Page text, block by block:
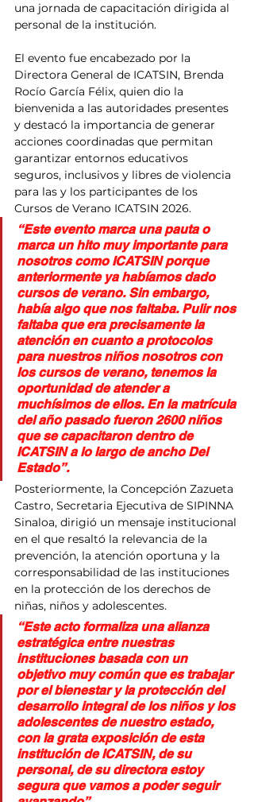
una jornada de capacitación dirigida al
personal de la institución.
El evento fue encabezado por la
Directora General de ICATSIN, Brenda
Rocío García Félix, quien dio la
bienvenida a las autoridades presentes
y destacó la importancia de generar
acciones coordinadas que permitan
garantizar entornos educativos
seguros, inclusivos y libres de violencia
para las y los participantes de los
Cursos de Verano ICATSIN 2026.
“Este evento marca una pauta o
marca un hito muy importante para
nosotros como ICATSIN porque
anteriormente ya habíamos dado
cursos de verano. Sin embargo,
había algo que nos faltaba. Pulir nos
faltaba que era precisamente la
atención en cuanto a protocolos
para nuestros niños nosotros con
los cursos de verano, tenemos la
oportunidad de atender a
muchísimos de ellos. En la matrícula
del año pasado fueron 2600 niños
que se capacitaron dentro de
ICATSIN a lo largo de ancho Del
Estado”.
Posteriormente, la Concepción Zazueta
Castro, Secretaria Ejecutiva de SIPINNA
Sinaloa, dirigió un mensaje institucional
en el que resaltó la relevancia de la
prevención, la atención oportuna y la
corresponsabilidad de las instituciones
en la protección de los derechos de
niñas, niños y adolescentes.
“Este acto formaliza una alianza
estratégica entre nuestras
instituciones basada con un
objetivo muy común que es trabajar
por el bienestar y la protección del
desarrollo integral de los niños y los
adolescentes de nuestro estado,
con la grata exposición de esta
institución de ICATSIN, de su
personal, de su directora estoy
segura que vamos a poder seguir